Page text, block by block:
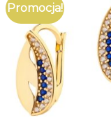
Promocja!